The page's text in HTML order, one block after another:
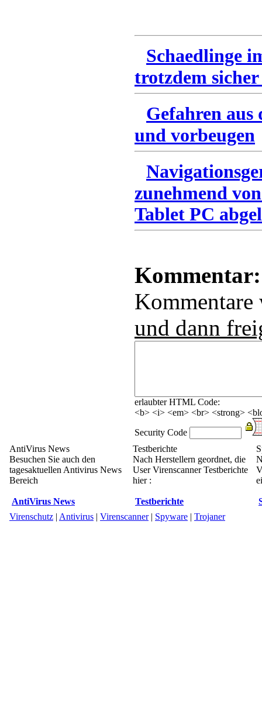
Schaedlinge
trotzdem
Gefahren
und vorbeugen
zunehmend
Tablet PC
Kommentar:
und dann
erlaubter HTML Code:
<b> <i> <em> <br> <strong>
Security Code
AntiVirus News
Besuchen Sie auch den
tagesaktuellen Antivirus News
Bereich
AntiVirus News
Testberichte
Nach Herstellern geordnet, die
User Virenscanner Testberichte
hier :
Testberichte
Virenschutz | Antivirus | Virenscanner| Spyware | Trojaner